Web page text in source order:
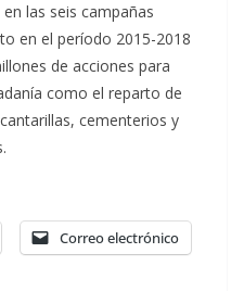
las seis campañas
en el período 2015-2018
de acciones para
como el reparto de
cementerios y
Correo electrónico